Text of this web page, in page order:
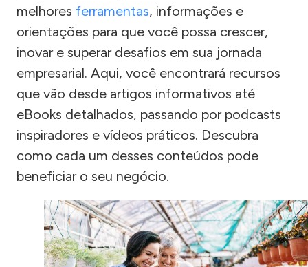
melhores ferramentas, informações e
orientações para que você possa crescer,
inovar e superar desafios em sua jornada
empresarial. Aqui, você encontrará recursos
que vão desde artigos informativos até
eBooks detalhados, passando por podcasts
inspiradores e vídeos práticos. Descubra
como cada um desses conteúdos pode
beneficiar o seu negócio.